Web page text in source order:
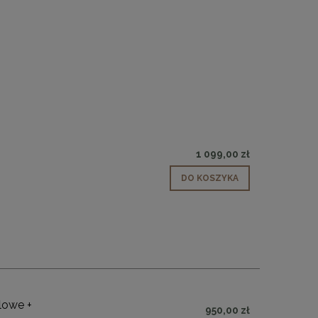
Panele ścienne tapicerowane 70 x 30
1 099,00 zł
DO KOSZYKA
+
950,00 zł